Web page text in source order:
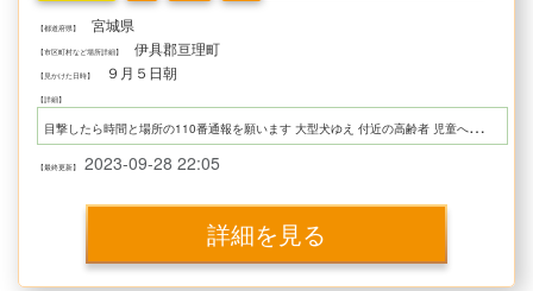
【都道府県】 宮城県
【市区町村など場所詳細】 伊具郡亘理町
【見かけた日時】 ９月５日朝
【詳細】
目
撃したら時間と場所の110番通報を願います 大型犬ゆえ 付近の高齢者 児童への注意喚起を願います。
【最終更新】 2023-09-28 22:05
詳細を見る